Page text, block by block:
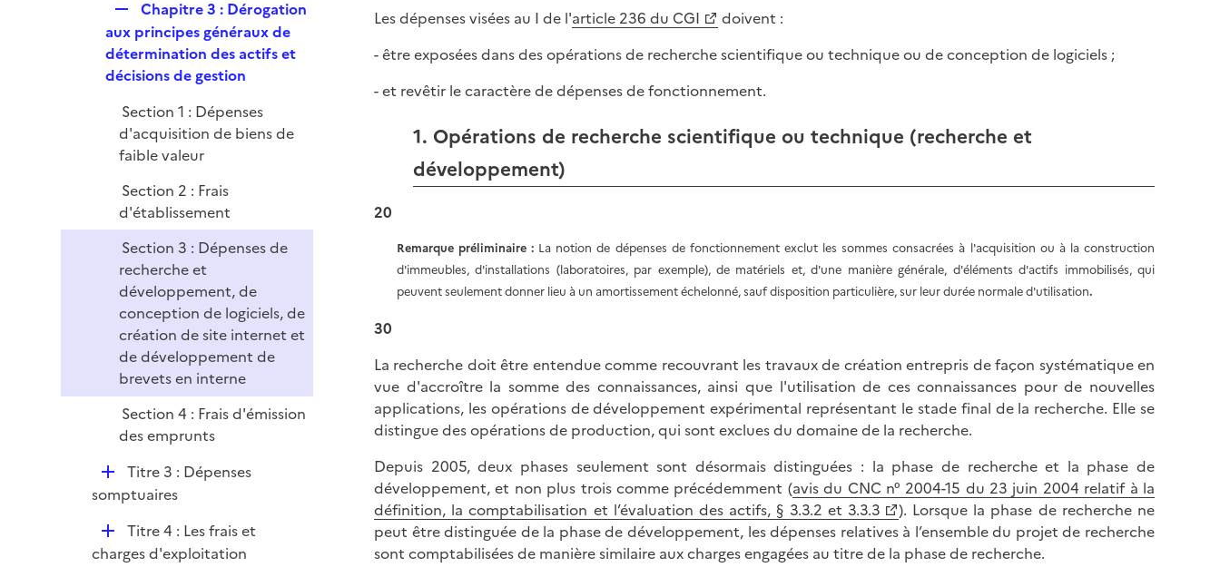
e
r
e
p
l
e
r
Chapitre 3 : Dérogation
aux principes généraux de
détermination des actifs et
décisions de gestion
Section 1 : Dépenses
d'acquisition de biens de
faible valeur
Section 2 : Frais
d'établissement
Section 3 : Dépenses de
recherche et
développement, de
conception de logiciels, de
création de site internet et
de développement de
brevets en interne
Section 4 : Frais d'émission
des emprunts
D
é
i
Titre 3 : Dépenses
somptuaires
D
é
Titre 4 : Les frais et
charges d'exploitation
Les dépenses visées au I de l'article 236 du CGI
doivent :
- être exposées dans des opérations de recherche scientifique ou technique ou de conception de logiciels ;
- et revêtir le caractère de dépenses de fonctionnement.
1. Opérations de recherche scientifique ou technique (recherche et
développement)
20
Remarque préliminaire : La notion de dépenses de fonctionnement exclut les sommes consacrées à l'acquisition ou à la construction
d'immeubles, d'installations (laboratoires, par exemple), de matériels et, d'une manière générale, d'éléments d'actifs immobilisés, qui
peuvent seulement donner lieu à un amortissement échelonné, sauf disposition particulière, sur leur durée normale d'utilisation.
30
La recherche doit être entendue comme recouvrant les travaux de création entrepris de façon systématique en
vue d'accroître la somme des connaissances, ainsi que l'utilisation de ces connaissances pour de nouvelles
applications, les opérations de développement expérimental représentant le stade final de la recherche. Elle se
distingue des opérations de production, qui sont exclues du domaine de la recherche.
Depuis 2005, deux phases seulement sont désormais distinguées : la phase de recherche et la phase de
développement, et non plus trois comme précédemment (avis du CNC n° 2004-15 du 23 juin 2004 relatif à la
définition, la comptabilisation et l’évaluation des actifs, § 3.3.2 et 3.3.3
). Lorsque la phase de recherche ne
peut être distinguée de la phase de développement, les dépenses relatives à l’ensemble du projet de recherche
sont comptabilisées de manière similaire aux charges engagées au titre de la phase de recherche.